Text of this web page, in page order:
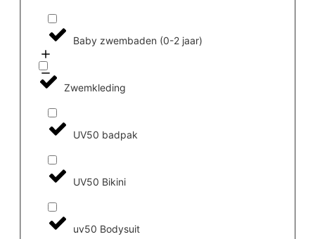
Baby zwembaden (0-2 jaar)
Zwemkleding
UV50 badpak
UV50 Bikini
uv50 Bodysuit